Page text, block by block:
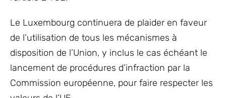
Le Luxembourg continuera de plaider en faveur
de l’utilisation de tous les mécanismes à
disposition de l’Union, y inclus le cas échéant le
lancement de procédures d’infraction par la
Commission européenne, pour faire respecter les